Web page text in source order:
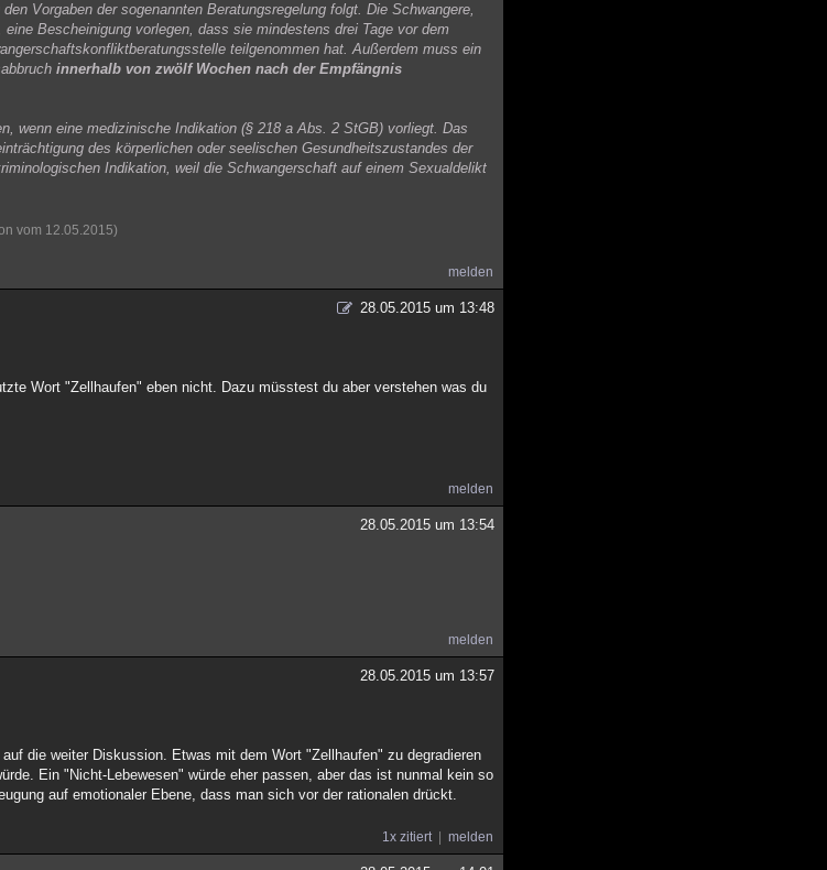
Vorgaben der sogenannten Beratungsregelung folgt. Die Schwangere,
Bescheinigung vorlegen, dass sie mindestens drei Tage vor dem
teilgenommen hat. Außerdem muss ein
innerhalb von zwölf Wochen nach der Empfängnis
wenn eine medizinische Indikation (§ 218 a Abs. 2 StGB) vorliegt. Das
des körperlichen oder seelischen Gesundheitszustandes der
Indikation, weil die Schwangerschaft auf einem Sexualdelikt
vom 12.05.2015)
melden
28.05.2015 um 13:48
Wort "Zellhaufen" eben nicht. Dazu müsstest du aber verstehen was du
melden
28.05.2015 um 13:54
melden
28.05.2015 um 13:57
die weiter Diskussion. Etwas mit dem Wort "Zellhaufen" zu degradieren
Ein "Nicht-Lebewesen" würde eher passen, aber das ist nunmal kein so
auf emotionaler Ebene, dass man sich vor der rationalen drückt.
1x zitiert melden